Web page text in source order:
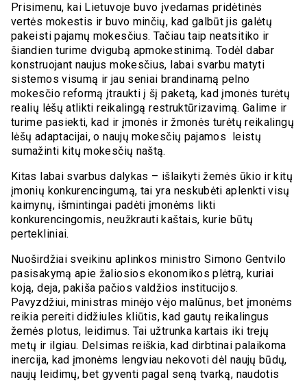
Prisimenu, kai Lietuvoje buvo įvedamas pridėtinės
vertės mokestis ir buvo minčių, kad galbūt jis galėtų
pakeisti pajamų mokesčius. Tačiau taip neatsitiko ir
šiandien turime dvigubą apmokestinimą. Todėl dabar
konstruojant naujus mokesčius, labai svarbu matyti
sistemos visumą ir jau seniai brandinamą pelno
mokesčio reformą įtraukti į šį paketą, kad įmonės turėtų
realių lėšų atlikti reikalingą restruktūrizavimą. Galime ir
turime pasiekti, kad ir įmonės ir žmonės turėtų reikalingų
lėšų adaptacijai, o naujų mokesčių pajamos leistų
sumažinti kitų mokesčių naštą.
Kitas labai svarbus dalykas – išlaikyti žemės ūkio ir kitų
įmonių konkurencingumą, tai yra neskubėti aplenkti visų
kaimynų, išmintingai padėti įmonėms likti
konkurencingomis, neužkrauti kaštais, kurie būtų
pertekliniai.
Nuoširdžiai sveikinu aplinkos ministro Simono Gentvilo
pasisakymą apie žaliosios ekonomikos plėtrą, kuriai
koją, deja, pakiša pačios valdžios institucijos.
Pavyzdžiui, ministras minėjo vėjo malūnus, bet įmonėms
reikia pereiti didžiules kliūtis, kad gautų reikalingus
žemės plotus, leidimus. Tai užtrunka kartais iki trejų
metų ir ilgiau. Delsimas reiškia, kad dirbtinai palaikoma
inercija, kad įmonėms lengviau nekovoti dėl naujų būdų,
naujų leidimų, bet gyventi pagal seną tvarką, naudotis